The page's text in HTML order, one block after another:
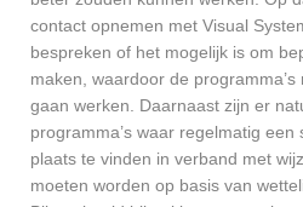
contact opnemen met Visual
bespreken of het mogelijk is om
maken, waardoor de
gaan werken. Daarnaast zijn er
programma’s waar regelmatig
plaats te vinden in verband met
moeten worden op basis van